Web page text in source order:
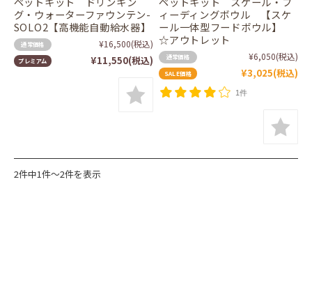
グ・ウォーターファウンテン-
SOLO2【高機能自動給水器】
通常価格 ¥16,500(税込)
プレミアム ¥11,550(税込)
ィーディングボウル 【スケ
ール一体型フードボウル】
☆アウトレット
通常価格 ¥6,050(税込)
SALE価格 ¥3,025(税込)
1件
2件中1件～2件を表示